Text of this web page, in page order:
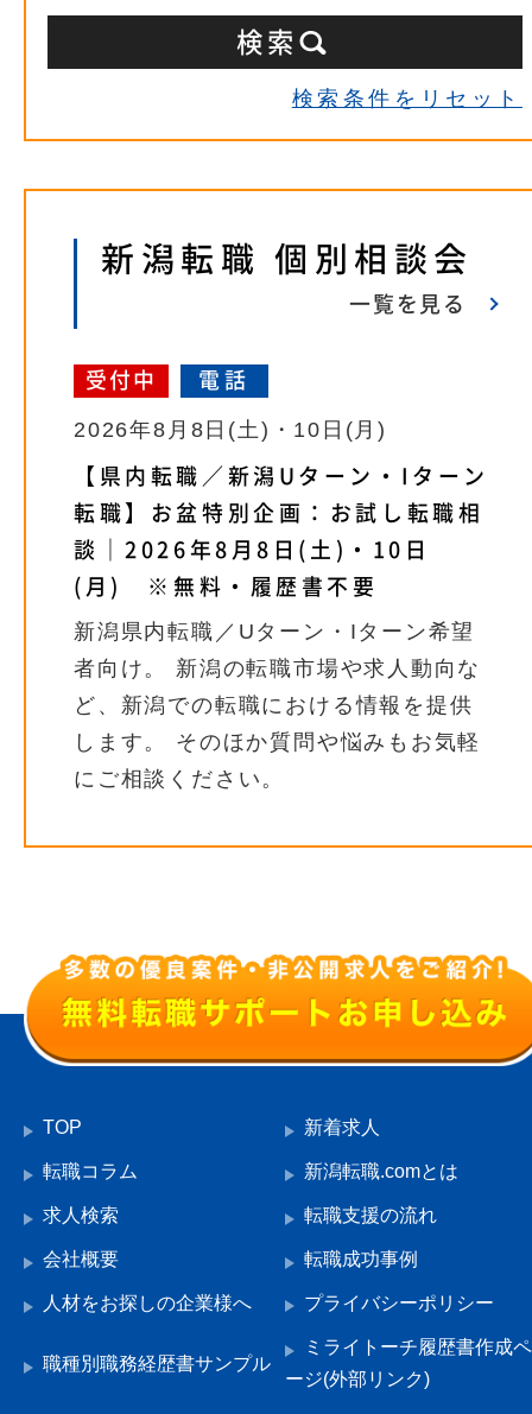
検索条件をリセット
新潟転職 個別相談会
一覧を見る
受付中 電話
2026年8月8日(土)・10日(月)
【県内転職／新潟Uターン・Iターン
転職】お盆特別企画：お試し転職相
談｜2026年8月8日(土)・10日
(月) ※無料・履歴書不要
新潟県内転職／Uターン・Iターン希望
者向け。 新潟の転職市場や求人動向な
ど、新潟での転職における情報を提供
します。 そのほか質問や悩みもお気軽
にご相談ください。
TOP 新着求人
転職コラム 新潟転職.comとは
求人検索 転職支援の流れ
会社概要 転職成功事例
人材をお探しの企業様へ プライバシーポリシー
職種別職務経歴書サンプル
ミライトーチ履歴書作成ペ
ージ(外部リンク)